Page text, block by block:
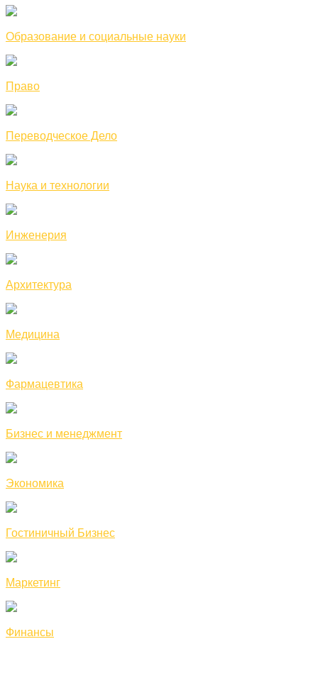
Образование и социальные науки
Право
Переводческое Дело
Наука и технологии
Инженерия
Архитектура
Медицина
Фармацевтика
Бизнес и менеджмент
Экономика
Гостиничный Бизнес
Маркетинг
Финансы